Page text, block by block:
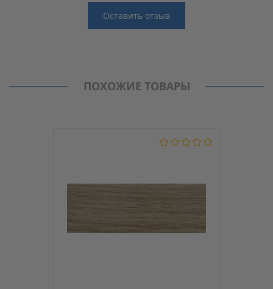
Оставить отзыв
Модель
D4/6
Кромка PVC (ПВХ)
ПОХОЖИЕ ТОВАРЫ